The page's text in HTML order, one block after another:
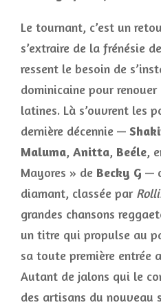
Le tournant, c’est un
s’extraire de la frénésie
ressent le besoin de
dominicaine pour renouer
latines. Là s’ouvrent les
dernière décennie —
Maluma, Anitta, Beéle,
Mayores » de Becky G —
diamant, classée par
grandes chansons
un titre qui propulse au
sa toute première entrée
Autant de jalons qui le
des artisans du nouveau